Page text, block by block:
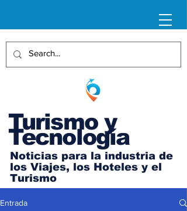
Turismo y
Tecnología
Noticias para la industria de
los Viajes, los Hoteles y el
Turismo
Entrada